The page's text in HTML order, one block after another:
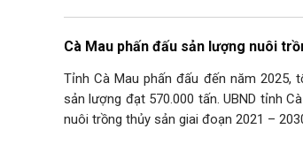
Cà Mau phấn đấu sản lượng nuôi
Tỉnh Cà Mau phấn đấu đến năm 2025,
sản lượng đạt 570.000 tấn. UBND tỉnh
nuôi trồng thủy sản giai đoạn 2021 –